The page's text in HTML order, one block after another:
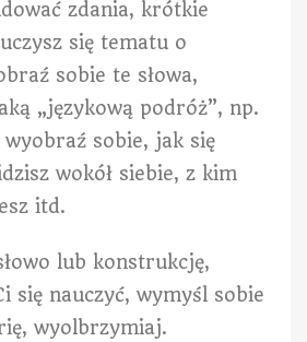
zdania, krótkie
się tematu o
sobie te słowa,
„językową podróż”, np.
sobie, jak się
wokół siebie, z kim
itd.
lub konstrukcję,
się nauczyć, wymyśl sobie
wyolbrzymiaj.